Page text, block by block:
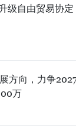
级自由贸易协定
方向，力争
万